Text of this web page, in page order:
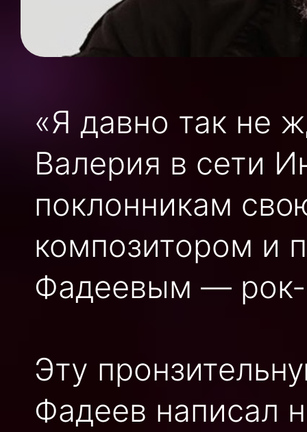
«Я давно так не
Валерия в сети
поклонникам
композитором и
Фадеевым — рок-
Эту
Фадеев написал